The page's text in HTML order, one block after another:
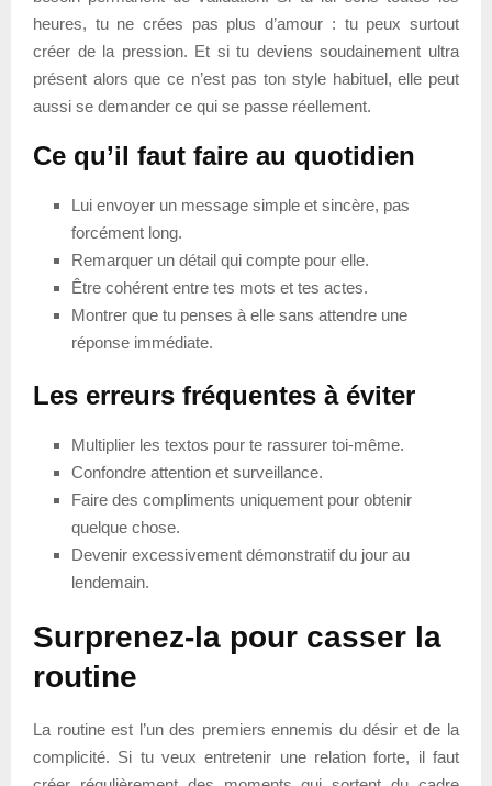
heures, tu ne crées pas plus d’amour : tu peux surtout
créer de la pression. Et si tu deviens soudainement ultra
présent alors que ce n’est pas ton style habituel, elle peut
aussi se demander ce qui se passe réellement.
Ce qu’il faut faire au quotidien
Lui envoyer un message simple et sincère, pas
forcément long.
Remarquer un détail qui compte pour elle.
Être cohérent entre tes mots et tes actes.
Montrer que tu penses à elle sans attendre une
réponse immédiate.
Les erreurs fréquentes à éviter
Multiplier les textos pour te rassurer toi-même.
Confondre attention et surveillance.
Faire des compliments uniquement pour obtenir
quelque chose.
Devenir excessivement démonstratif du jour au
lendemain.
Surprenez-la pour casser la
routine
La routine est l’un des premiers ennemis du désir et de la
complicité. Si tu veux entretenir une relation forte, il faut